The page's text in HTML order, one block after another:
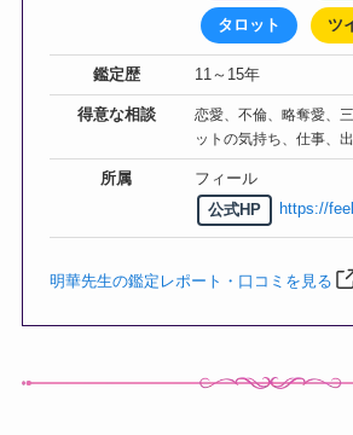
タロット ツ
鑑定歴 11～15年
得意な相談
恋愛、不倫、略奪愛、
ットの気持ち、仕事、
所属
フィール
公式HP
https://
明華先生の鑑定レポート・口コミを見る